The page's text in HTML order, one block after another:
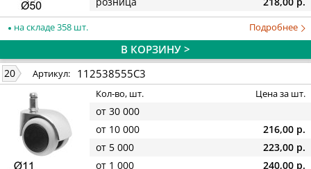
на складе 358 шт. Подробнее
В КОРЗИНУ >
20 Артикул: 112538555C3
Кол-во, шт. Цена за шт.
от 30 000
от 10 000
216,00 р.
от 5 000
223,00 р.
от 1 000
240,00 р.